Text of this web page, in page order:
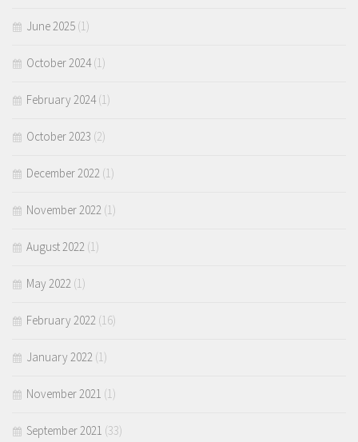
June 2025 (1)
October 2024(1)
February 2024(1)
October 2023 (2)
December 2022 (1)
November 2022 (1)
August 2022 (1)
May 2022 (1)
February 2022 (16)
January 2022 (1)
November 2021 (1)
September 2021 (33)